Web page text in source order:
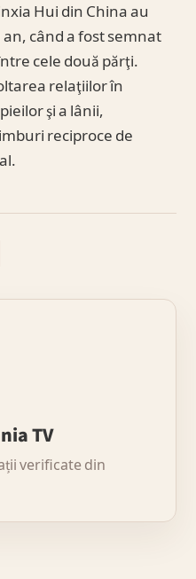
Hui din China au
când a fost semnat
cele două părţi.
relaţiilor în
şi a lânii,
reciproce de
TV
verificate din